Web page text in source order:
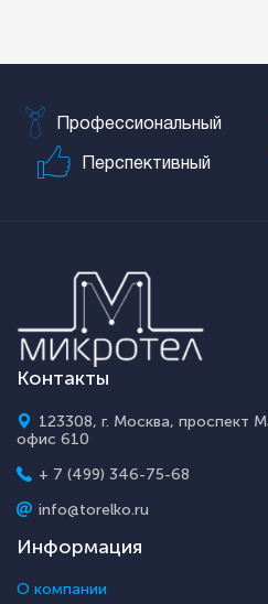
Профессиональный
Перспективный
Контакты
123308, г. Москва, проспект
офис 610
+ 7 (499) 346-75-68
info@torelko.ru
Информация
О компании